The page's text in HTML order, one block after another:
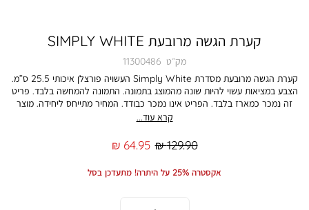
קערת הגשה מרובעת SIMPLY WHITE
מק״ט 11300486
קערת הגשה מרובעת מסדרת Simply White העשויה פורצלן איכותי 25.5 ס”מ.
הצבע במציאות עשוי להיות שונה מהמוצג בתמונה. התמונה להמחשה בלבד. פריט
זה נמכר כמארז בלבד. הפריט אינו נמכר כבודד. המחיר מתייחס ליחידה. מוצר
שנמכר כסט/מארז ניתן להחלפה באופן מלא ושלם - על כל פריטיו.
קרא עוד...
מחיר
64.95 ₪
מחיר
129.90 ₪
אקסטרה 25% על היתרה! מתעדכן בסל